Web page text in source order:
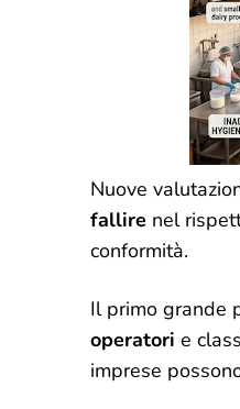
Nuove
fallire nel
conformità.
Il primo grande
operatori e
imprese